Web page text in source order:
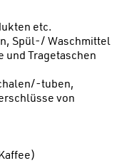
etc.
Spül-/ Waschmittel
Tragetaschen
tuben,
von